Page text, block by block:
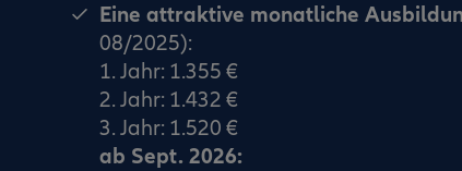
Eine attraktive monatliche
08/2025):
1. Jahr: 1.355 €
2. Jahr: 1.432 €
3. Jahr: 1.520 €
ab Sept. 2026: